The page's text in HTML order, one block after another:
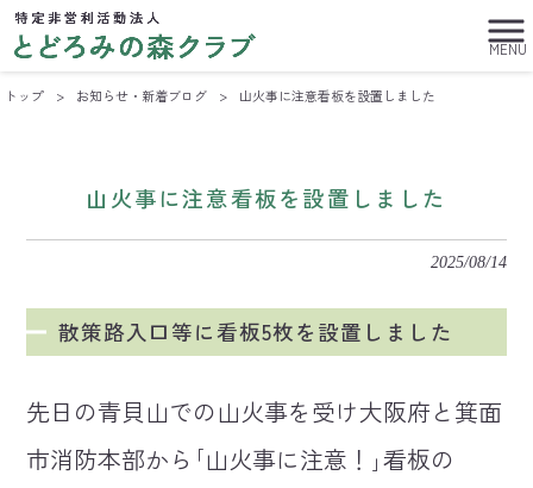
MENU
トップ > お知らせ・新着ブログ > 山火事に注意看板を設置しました
山火事に注意看板を設置しました
2025/08/14
散策路入口等に看板5枚を設置しました
先日の青貝山での山火事を受け大阪府と箕面
市消防本部から｢山火事に注意！｣看板の